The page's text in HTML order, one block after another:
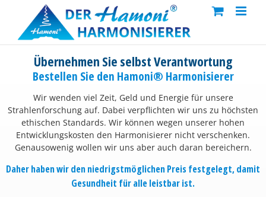
content
Übernehmen Sie selbst Verantwortung
Bestellen Sie den Hamoni® Harmonisierer
Wir wenden viel Zeit, Geld und Energie für unsere
Strahlenforschung auf. Dabei verpflichten wir uns zu höchsten
ethischen Standards. Wir können wegen unserer hohen
Entwicklungskosten den Harmonisierer nicht verschenken.
Genausowenig wollen wir uns aber auch daran bereichern.
Daher haben wir den niedrigstmöglichen Preis festgelegt, damit
Gesundheit für alle leistbar ist.